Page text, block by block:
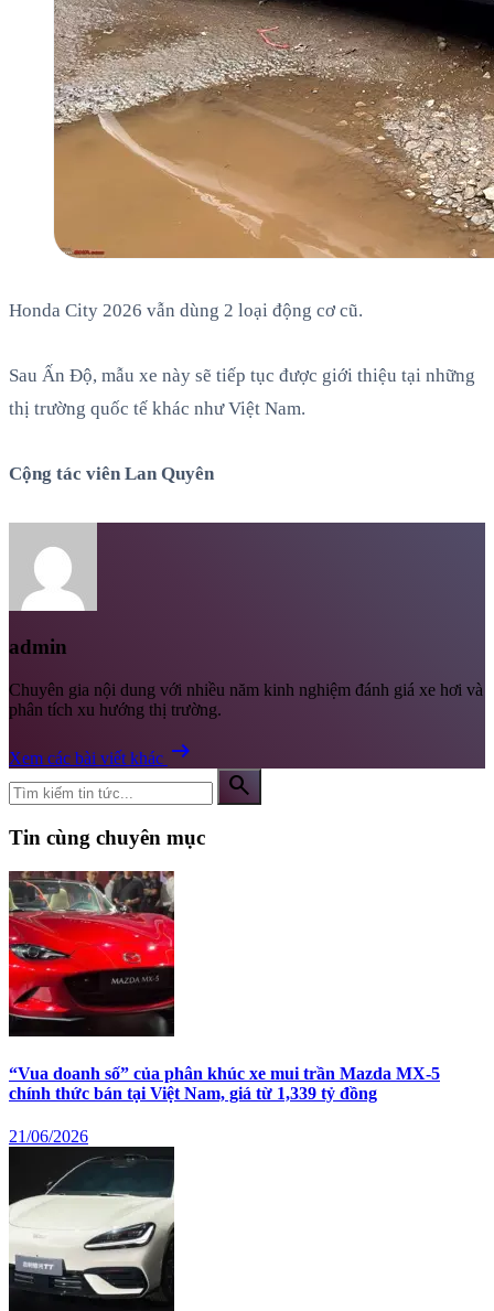
Honda City 2026 vẫn dùng 2 loại động cơ cũ.
Sau Ấn Độ, mẫu xe này sẽ tiếp tục được giới thiệu tại những
thị trường quốc tế khác như Việt Nam.
Cộng tác viên Lan Quyên
admin
Chuyên gia nội dung với nhiều năm kinh nghiệm đánh giá xe hơi và
phân tích xu hướng thị trường.
Xem các bài viết khác arrow_right_alt
search
Tin cùng chuyên mục
“Vua doanh số” của phân khúc xe mui trần Mazda MX-5
chính thức bán tại Việt Nam, giá từ 1,339 tỷ đồng
21/06/2026